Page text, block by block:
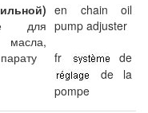
для
en chain oil
pump adjuster
fr
de
de la
pompe